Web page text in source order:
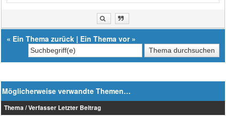
« Ein Thema zurück | Ein Thema vor»
Möglicherweise verwandte Themen…
Thema / Verfasser Letzter Beitrag